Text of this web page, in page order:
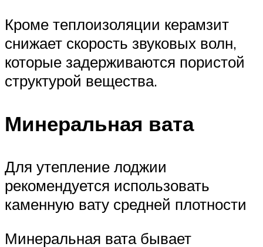
Кроме теплоизоляции керамзит
снижает скорость звуковых волн,
которые задерживаются пористой
структурой вещества.
Минеральная вата
Для утепление лоджии
рекомендуется использовать
каменную вату средней плотности
Минеральная вата бывает